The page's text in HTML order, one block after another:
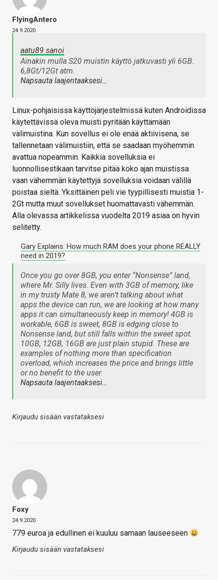
FlyingAntero
24.9.2020
aatu89 sanoi
Ainakin mulla S20 muistin käyttö jatkuvasti yli 6GB.
6,8Gt/12Gt atm.
Napsauta laajentaaksesi…
Linux-pohjaisissa käyttöjärjestelmissä kuten Androidissa
käytettävissä oleva muisti pyritään käyttämään
välimuistina. Kun sovellus ei ole enää aktiivisena, se
tallennetaan välimuistiin, että se saadaan myöhemmin
avattua nopeammin. Kaikkia sovelluksia ei
luonnollisestikaan tarvitse pitää koko ajan muistissa
vaan vähemmän käytettyjä sovelluksia voidaan välillä
poistaa sieltä. Yksittäinen peli vie tyypillisesti muistia 1-
2Gt mutta muut sovellukset huomattavasti vähemmän.
Alla olevassa artikkelissa vuodelta 2019 asiaa on hyvin
selitetty.
Gary Explains: How much RAM does your phone REALLY
need in 2019?
Once you go over 8GB, you enter “Nonsense” land,
where Mr. Silly lives. Even with 3GB of memory, like
in my trusty Mate 8, we aren’t talking about what
apps the device can run, we are looking at how many
apps it can simultaneously keep in memory! 4GB is
workable, 6GB is sweet, 8GB is edging close to
Nonsense land, but still falls within the sweet spot.
10GB, 12GB, 16GB are just plain stupid. These are
examples of nothing more than specification
overload, which increases the price and brings little
or no benefit to the user.
Napsauta laajentaaksesi…
Kirjaudu sisään vastataksesi
Foxy
24.9.2020
779 euroa ja edullinen ei kuuluu samaan lauseeseen
Kirjaudu sisään vastataksesi